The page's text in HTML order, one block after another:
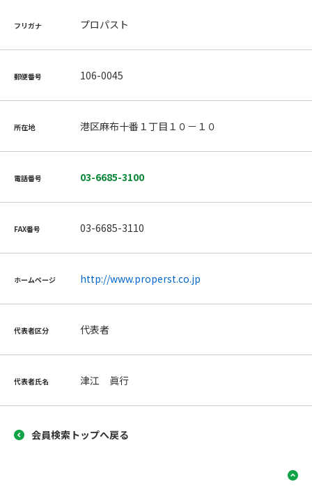
フリガナ プロパスト
郵便番号 106-0045
所在地 港区麻布十番１丁目１０－１０
電話番号 03-6685-3100
FAX番号 03-6685-3110
ホームページ http://www.properst.co.jp
代表者区分 代表者
代表者氏名 津江 眞行
会員検索トップへ戻る